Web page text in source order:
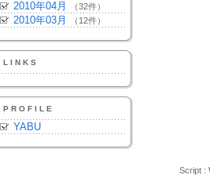
2010年04月 （32件）
2010年03月 （12件）
LINKS
PROFILE
YABU
Script :